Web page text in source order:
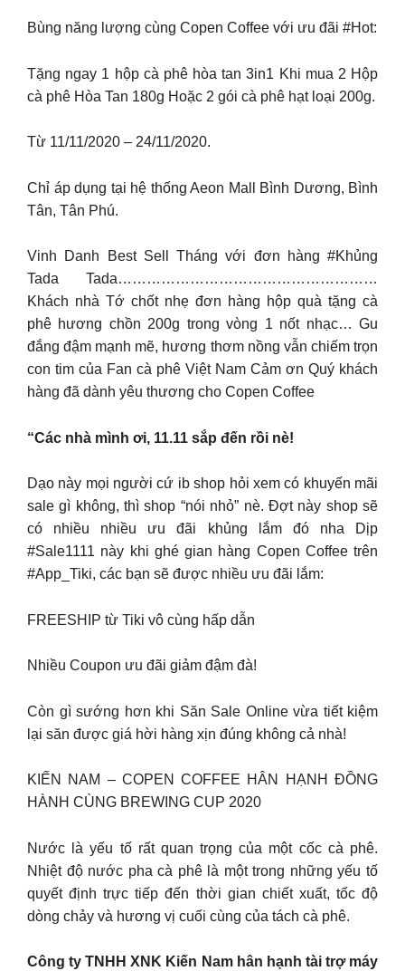
Bùng năng lượng cùng Copen Coffee với ưu đãi #Hot:
Tặng ngay 1 hộp cà phê hòa tan 3in1 Khi mua 2 Hộp
cà phê Hòa Tan 180g Hoặc 2 gói cà phê hạt loại 200g.
Từ 11/11/2020 – 24/11/2020.
Chỉ áp dụng tại hệ thống Aeon Mall Bình Dương, Bình
Tân, Tân Phú.
Vinh Danh Best Sell Tháng với đơn hàng #Khủng
Tada Tada………………………………………………
Khách nhà Tớ chốt nhẹ đơn hàng hộp quà tặng cà
phê hương chồn 200g trong vòng 1 nốt nhạc… Gu
đắng đậm mạnh mẽ, hương thơm nồng vẫn chiếm trọn
con tim của Fan cà phê Việt Nam Cảm ơn Quý khách
hàng đã dành yêu thương cho Copen Coffee
“Các nhà mình ơi, 11.11 sắp đến rồi nè!
Dạo này mọi người cứ ib shop hỏi xem có khuyến mãi
sale gì không, thì shop “nói nhỏ” nè. Đợt này shop sẽ
có nhiều nhiều ưu đãi khủng lắm đó nha Dịp
#Sale1111 này khi ghé gian hàng Copen Coffee trên
#App_Tiki, các bạn sẽ được nhiều ưu đãi lắm:
FREESHIP từ Tiki vô cùng hấp dẫn
Nhiều Coupon ưu đãi giảm đậm đà!
Còn gì sướng hơn khi Săn Sale Online vừa tiết kiệm
lại săn được giá hời hàng xịn đúng không cả nhà!
KIẾN NAM – COPEN COFFEE HÂN HẠNH ĐỒNG
HÀNH CÙNG BREWING CUP 2020
Nước là yếu tố rất quan trọng của một cốc cà phê.
Nhiệt độ nước pha cà phê là một trong những yếu tố
quyết định trực tiếp đến thời gian chiết xuất, tốc độ
dòng chảy và hương vị cuối cùng của tách cà phê.
Công ty TNHH XNK Kiến Nam hân hạnh tài trợ máy